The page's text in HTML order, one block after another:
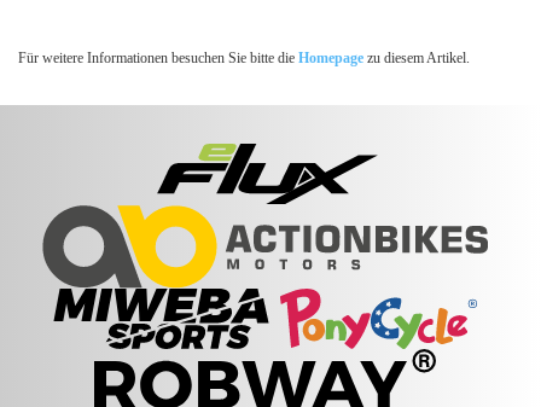
Für weitere Informationen besuchen Sie bitte die Homepage zu diesem Artikel.